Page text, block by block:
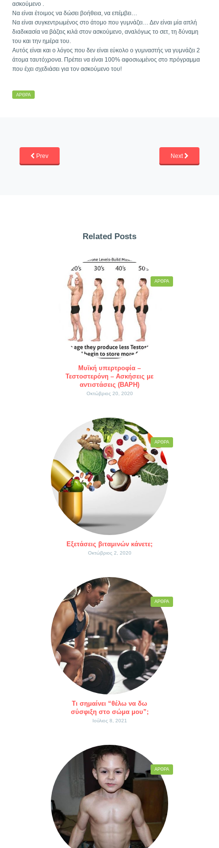
ασκούμενο .
Να είναι έτοιμος να δώσει βοήθεια, να επέμβει…
Να είναι συγκεντρωμένος στο άτομο που γυμνάζει… Δεν είναι μία απλή
διαδικασία να βάζεις κιλά στον ασκούμενο, αναλόγως το σετ, τη δύναμη
του και την ημέρα του.
Αυτός είναι και ο λόγος που δεν είναι εύκολο ο γυμναστής να γυμνάζει 2
άτομα ταυτόχρονα. Πρέπει να είναι 100% αφοσιωμένος στο πρόγραμμα
που έχει σχεδιάσει για τον ασκούμενο του!
ΆΡΘΡΑ
Prev Next
Related Posts
Μυϊκή υπερτροφία –
Τεστοστερόνη – Ασκήσεις με
αντιστάσεις (ΒΑΡΗ)
Οκτώβριος 20, 2020
ΆΡΘΡΑ
Εξετάσεις βιταμινών κάνετε;
Οκτώβριος 2, 2020
ΆΡΘΡΑ
Τι σημαίνει “θέλω να δω
σύσφιξη στο σώμα μου”;
Ιούλιος 8, 2021
ΆΡΘΡΑ
ΆΡΘΡΑ